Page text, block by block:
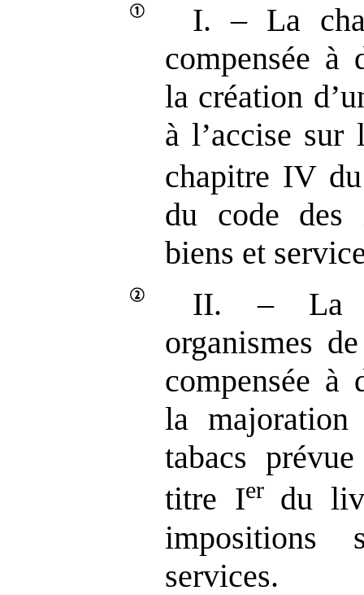
I. – La
compensée à
la création
à l’accise sur
chapitre IV
du code des
biens et
II. – La
organismes
compensée à
la majoration
tabacs
titre Ier du
services.